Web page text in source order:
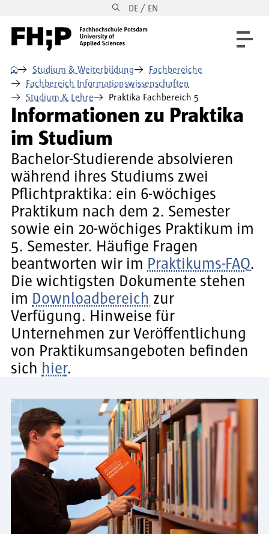
Direkt zur Hauptnavigation DE / EN
⌂ Studium & Weiterbildung
Fachbereiche
Fachbereich Informationswissenschaften
Studium & Lehre
Praktika Fachbereich 5
Informationen zu Praktika
im Studium
Bachelor-Studierende absolvieren
während ihres Studiums zwei
Pflichtpraktika: ein 6-wöchiges
Praktikum nach dem 2. Semester
sowie ein 20-wöchiges Praktikum im
5. Semester. Häufige Fragen
beantworten wir im Praktikums-FAQ.
Die wichtigsten Dokumente stehen
im Downloadbereich zur
Verfügung. Hinweise für
Unternehmen zur Veröffentlichung
von Praktikumsangeboten befinden
sich hier.